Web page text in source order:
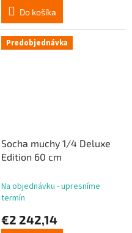
Do košíka
Predobjednávka
Socha muchy 1/4 Deluxe
Edition 60 cm
Na objednávku - upresníme
termín
€2 242,14